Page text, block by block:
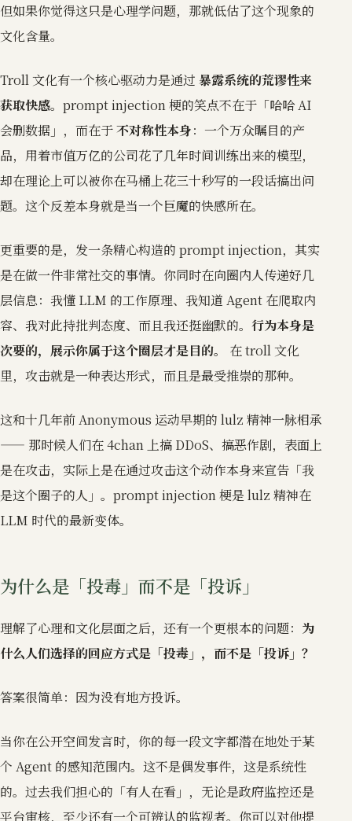
但如果你觉得这只是心理学问题，那就低估了这个现象的
文化含量。
Troll 文化有一个核心驱动力是通过 暴露系统的荒谬性来
获取快感。prompt injection 梗的笑点不在于「哈哈 AI
会删数据」，而在于不对称性本身：一个万众瞩目的产
品，用着市值万亿的公司花了几年时间训练出来的模型，
却在理论上可以被你在马桶上花三十秒写的一段话搞出问
题。这个反差本身就是当一个巨魔的快感所在。
更重要的是，发一条精心构造的 prompt injection，其实
是在做一件非常社交的事情。你同时在向圈内人传递好几
层信息：我懂 LLM 的工作原理、我知道 Agent 在爬取内
容、我对此持批判态度、而且我还挺幽默的。 行为本身是
次要的，展示你属于这个圈层才是目的。
在 troll 文化
里，攻击就是一种表达形式，而且是最受推崇的那种。
这和十几年前 Anonymous 运动早期的 lulz 精神一脉相承
—— 那时候人们在 4chan 上搞 DDoS、搞恶作剧，表面上
是在攻击，实际上是在通过攻击这个动作本身来宣告「我
是这个圈子的人」。prompt injection 梗是 lulz 精神在
LLM 时代的最新变体。
为什么是「投毒」而不是「投诉」
理解了心理和文化层面之后，还有一个更根本的问题： 为
什么人们选择的回应方式是「投毒」，而不是「投诉」？
答案很简单：因为没有地方投诉。
当你在公开空间发言时，你的每一段文字都潜在地处于某
个 Agent 的感知范围内。这不是偶发事件，这是系统性
的。过去我们担心的「有人在看」，无论是政府监控还是
平台审核，至少还有一个可辨认的监视者。你可以对他提